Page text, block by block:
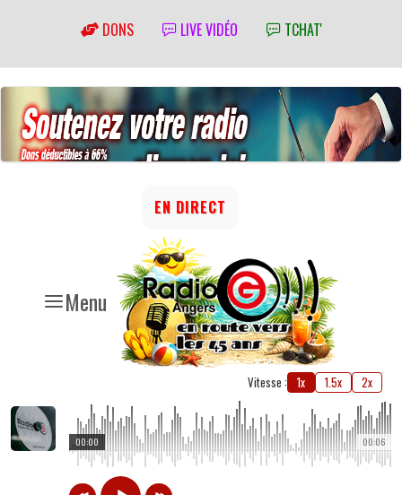
DONS LIVE VIDÉO TCHAT'
Menu
EN DIRECT
Vitesse : 1x 1.5x 2x
00:06
00:00